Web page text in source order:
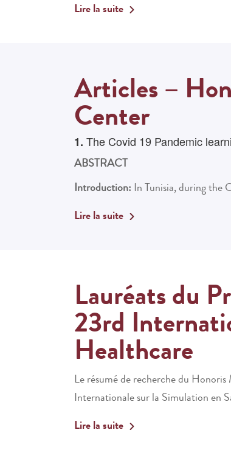
Lire la suite
Articles –
Center
1. The Covid 19 Pandemic
ABSTRACT
Introduction: In Tunisia, during the
Lire la suite
Lauréats du
23rd
Healthcare
Le résumé de recherche du Honoris
Internationale sur la Simulation en
Lire la suite